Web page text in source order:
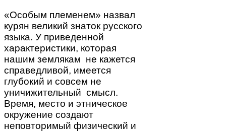
«Особым племенем» назвал
курян великий знаток русского
языка. У приведенной
характеристики, которая
нашим землякам не кажется
справедливой, имеется
глубокий и совсем не
уничижительный смысл.
Время, место и этническое
окружение создают
неповторимый физический и